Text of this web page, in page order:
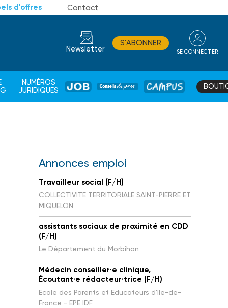
d'offres Contact
Newsletter
S'ABONNER
SE CONNECTER
NUMÉROS
JURIDIQUES
JOB
DE
CAMPUS
Annonces emploi
Travailleur social (F/H)
COLLECTIVITE TERRITORIALE SAINT-PIERRE ET
MIQUELON
assistants sociaux de proximité en CDD
(F/H)
Le Département du Morbihan
Médecin conseiller·e clinique,
Écoutant·e rédacteur·trice (F/H)
Ecole des Parents et Educateurs d'Ile-de-
France - EPE IDF